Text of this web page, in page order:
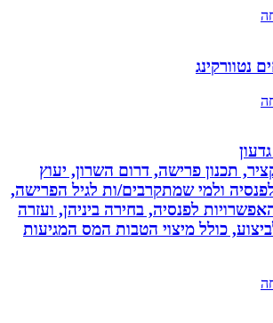
תכנון פרישה, דרום השרון, יעוץ
ולמי שמתקרבים/ות לגיל הפרישה,
לפנסיה, בחירה ביניהן, ועזרה
כולל מיצוי הטבות המס המגיעות